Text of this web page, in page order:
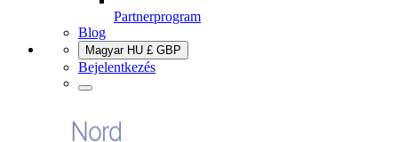
Partnerprogram
Blog
Magyar HU £ GBP
Bejelentkezés